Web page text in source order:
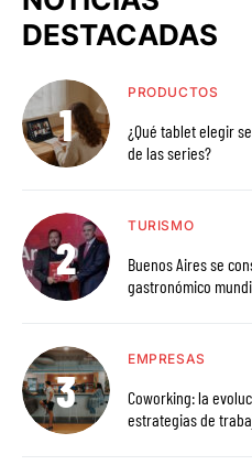
DESTACADAS
PRODUCTOS
¿Qué tablet elegir
de las series?
TURISMO
Buenos Aires se
gastronómico
EMPRESAS
Coworking: la
estrategias de